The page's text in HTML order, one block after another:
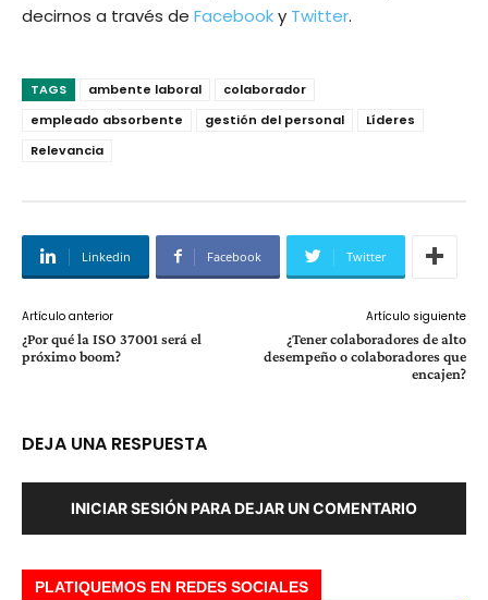
decirnos a través de Facebooky Twitter.
TAGS ambente laboral
colaborador
empleado absorbente
gestión del personal
Líderes
Relevancia
Linkedin Facebook Twitter
Artículo anterior
¿Por qué la ISO 37001 será el
próximo boom?
Artículo siguiente
¿Tener colaboradores de alto
desempeño o colaboradores que
encajen?
DEJA UNA RESPUESTA
INICIAR SESIÓN PARA DEJAR UN COMENTARIO
PLATIQUEMOS EN REDES SOCIALES